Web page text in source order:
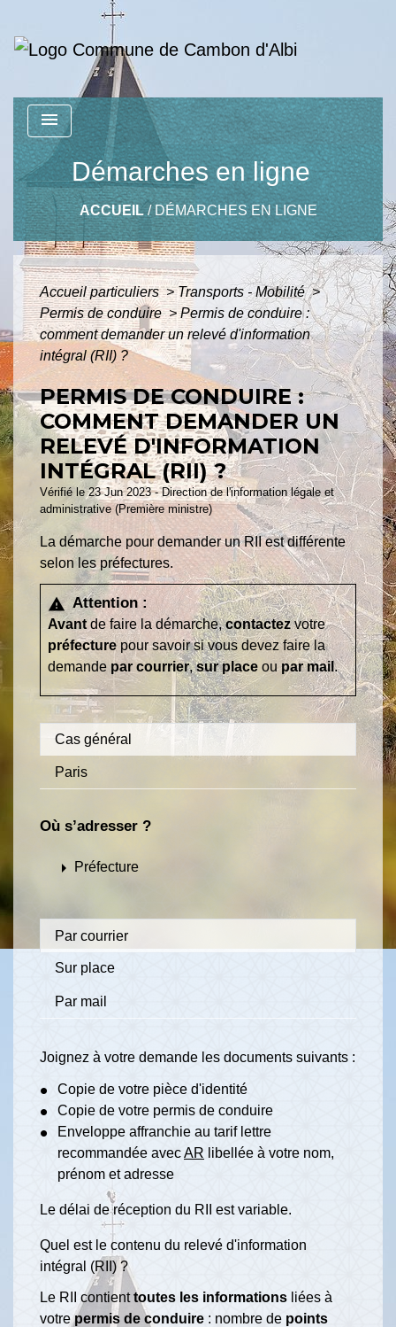
menu
Démarches en ligne
ACCUEIL/DÉMARCHES EN LIGNE
Accueil particuliers> Transports - Mobilité>
Permis de conduire> Permis de conduire :
comment demander un relevé d'information
intégral (RII) ?
PERMIS DE CONDUIRE :
COMMENT DEMANDER UN
RELEVÉ D'INFORMATION
INTÉGRAL (RII) ?
Vérifié le 23 Jun 2023 - Direction de l'information légale et
administrative (Première ministre)
La démarche pour demander un RII est différente
selon les préfectures.
warning Attention :
Avantde faire la démarche,contactezvotre
préfecturepour savoir si vous devez faire la
demande par courrier,sur place oupar mail.
Cas général
Paris
Où s’adresser ?
arrow_right Préfecture
Par courrier
Sur place
Par mail
Joignez à votre demande les documents suivants :
Copie de votre pièce d'identité
Copie de votre permis de conduire
Enveloppe affranchie au tarif lettre
recommandée avecAR libellée à votre nom,
prénom et adresse
Le délai de réception du RII est variable.
Quel est le contenu du relevé d'information
intégral (RII) ?
Le RII contienttoutes les informations liées à
votrepermis de conduire : nombre de points